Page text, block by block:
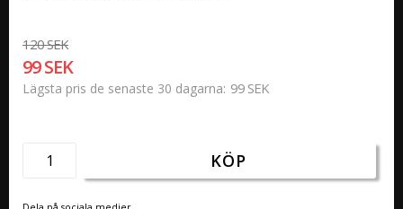
120 SEK
99 SEK
Lägsta pris de senaste 30 dagarna 99 SEK
KÖP